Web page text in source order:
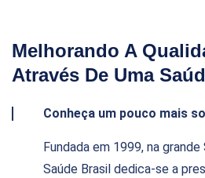
Melhorando A
Através De Uma
Conheça um pouco mais
Fundada em 1999, na grande
Saúde Brasil dedica-se a